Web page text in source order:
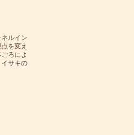
ルイン
を変え
ろによ
サキの